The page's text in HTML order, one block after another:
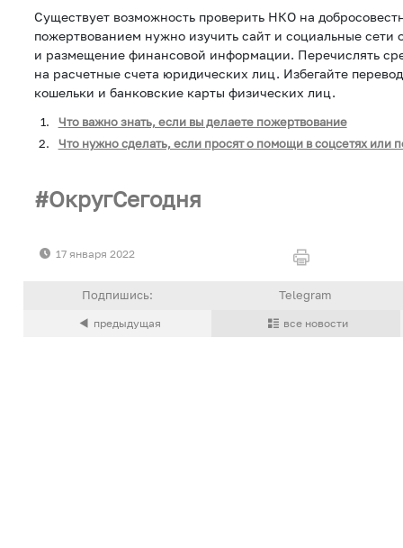
Существует возможность проверить НКО на
пожертвованием нужно изучить сайт и социальные сети
и размещение финансовой информации. Перечислять
на расчетные счета юридических лиц. Избегайте
кошельки и банковские карты физических лиц.
Что важно знать, если вы делаете пожертвование
Что нужно сделать, если просят о помощи в соцсетях или
ОкругСегодня
17 января 2022